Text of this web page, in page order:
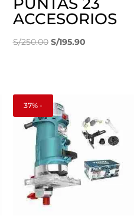
PUNTAS 23
ACCESORIOS
S/250.00 El
S/250.00.
S/195.90El
37% -